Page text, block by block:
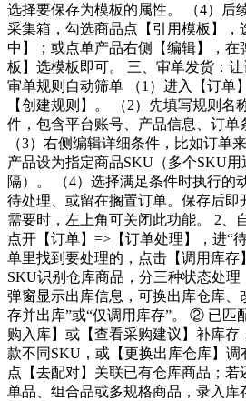
选择要保存为模板的属性。 （4）后
采集箱，勾选商品点【引用模板】，
中】；或点单产品右侧【编辑】，在
板】选模板即可。 三、审单发货：
审单规则自动筛单 （1）进入【订单
【创建规则】。 （2）先填写规则名
件，包含平台账号、产品信息、订单
（3）右侧编辑详细条件，比如订单
产品设为指定商品SKU（多个SKU
隔）。 （4）选择满足条件时执行的
待处理、或留在搁置订单。保存后即
需要时，左上角可关闭此功能。 2、
点开【订单】=>【订单处理】，进“
单里找到要处理的，点击【调用库存
SKU识别仓库商品，分三种状态处
弹窗显示出库信息，可换出库仓库、
存并出库”或“仅调用库存”。 ② 已匹
购入库】或【查看采购建议】补库存
款不同SKU，或【更换出库仓库】调
点【去配对】关联已有仓库商品；若
单品、组合品或多规格商品，录入库